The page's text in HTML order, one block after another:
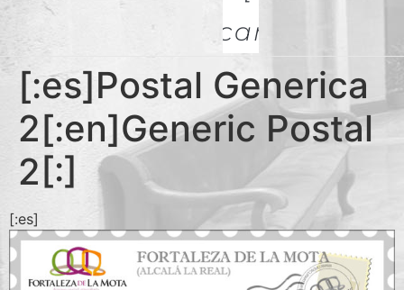
Descargas
[:es]Postal Generica
2[:en]Generic Postal
2[:]
[:es]